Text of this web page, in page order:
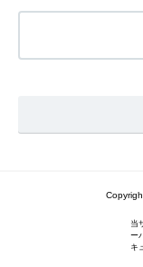
当
ー
キ